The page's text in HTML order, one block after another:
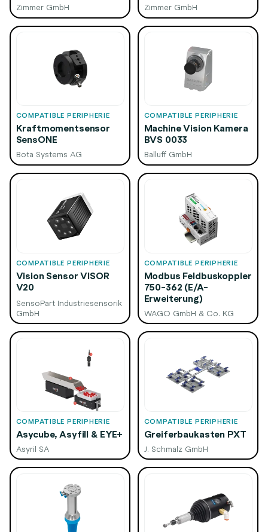
Zimmer GmbH Zimmer GmbH
COMPATIBLE PERIPHERIE
Kraftmomentsensor
SensONE
Bota Systems AG
COMPATIBLE PERIPHERIE
Machine Vision Kamera
BVS 0033
Balluff GmbH
COMPATIBLE PERIPHERIE
Vision Sensor VISOR
V20
SensoPart Industriesensorik
GmbH
COMPATIBLE PERIPHERIE
Modbus Feldbuskoppler
750-362 (E/A-
Erweiterung)
WAGO GmbH & Co. KG
COMPATIBLE PERIPHERIE
Asycube, Asyfill & EYE+
Asyril SA
COMPATIBLE PERIPHERIE
Greiferbaukasten PXT
J. Schmalz GmbH